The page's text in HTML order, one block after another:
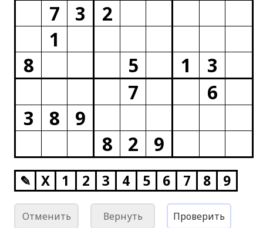
7
3
2
1
8
5 1
3
7
6
3
8
9
8
2 9
✎ X 1 2 3 4 5 6 7 8 9
Отменить Вернуть Проверить